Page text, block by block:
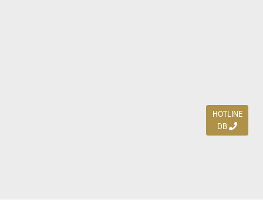
HOTLINE
DB